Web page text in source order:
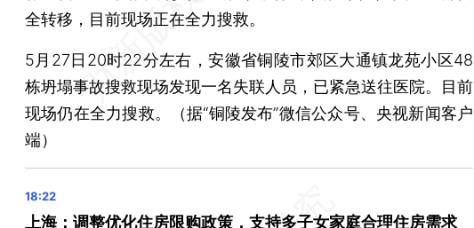
全转移，目前现场正在全力搜救。
5月27日20时22分左右，安徽省铜陵市郊区大通镇龙苑小区48
栋坍塌事故搜救现场发现一名失联人员，已紧急送往医院。目前
现场仍在全力搜救。（据“铜陵发布”微信公众号、央视新闻客户
端）
上海：调整优化住房限购政策，支持多子女家庭合理住房需求